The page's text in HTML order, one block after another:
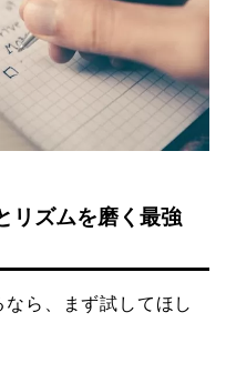
リズムを磨く最強
ら、まず試してほし